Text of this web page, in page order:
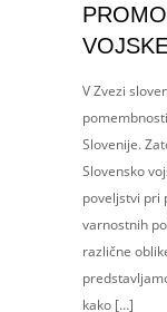
V Zvezi
Slovenije.
Slovensko
poveljstvi pri
varnostnih
različne
kako […]